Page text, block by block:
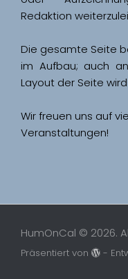
Redaktion
Die gesamte Seite
im Aufbau; auch
Wir freuen uns auf
Veranstaltungen!
HumOnCal © 2026.
Präsentiert von -